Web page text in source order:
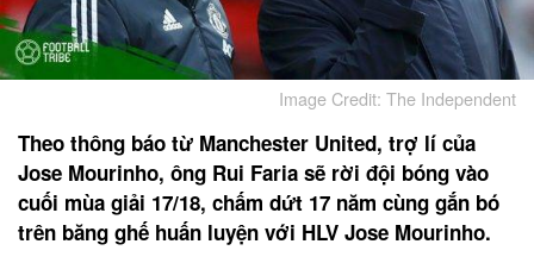
Image Credit: The Independent
Theo thông báo từ Manchester United, trợ lí của
Jose Mourinho, ông Rui Faria sẽ rời đội bóng vào
cuối mùa giải 17/18, chấm dứt 17 năm cùng gắn bó
trên băng ghế huấn luyện với HLV Jose Mourinho.